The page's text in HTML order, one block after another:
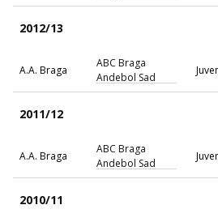
2012/13
A.A. Braga
ABC Braga
Andebol Sad
2011/12
A.A. Braga
ABC Braga
Andebol Sad
2010/11